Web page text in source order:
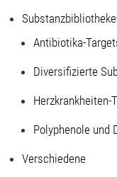
Antibiotika-
Diversifizierte
Herzkrankheiten-
Polyphenole und
Verschiedene